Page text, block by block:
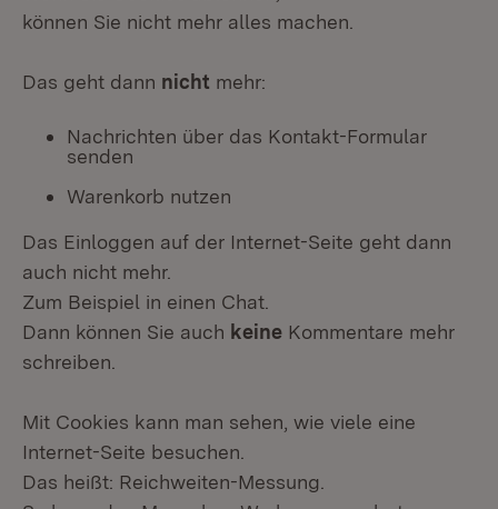
können Sie nicht mehr alles machen.
Das geht dann nicht mehr:
Nachrichten über das Kontakt-Formular
senden
Warenkorb nutzen
Das Einloggen auf der Internet-Seite geht dann
auch nicht mehr.
Zum Beispiel in einen Chat.
Dann können Sie auch keine Kommentare mehr
schreiben.
Mit Cookies kann man sehen, wie viele eine
Internet-Seite besuchen.
Das heißt: Reichweiten-Messung.